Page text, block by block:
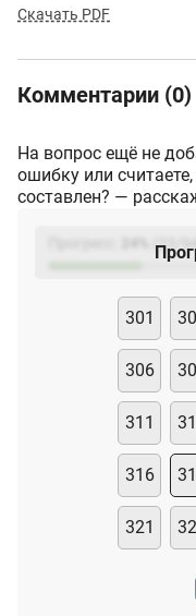
Скачать PDF
Комментарии (0)
На вопрос ещё не
ошибку или
составлен? —
(23
301
306
311
316
321